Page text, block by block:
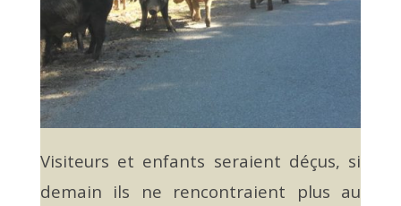
Visiteurs et enfants seraient déçus, si
demain ils ne rencontraient plus au